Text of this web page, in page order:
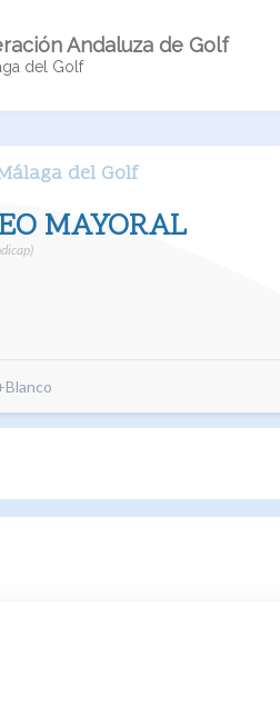
Andaluza de Golf
del Golf
del Golf
MAYORAL